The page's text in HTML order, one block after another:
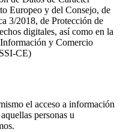
Europeo y del Consejo, de
3/2018, de Protección de
digitales, así como en la
y Comercio
CE)
el acceso a información
personas u